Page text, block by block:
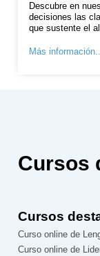
Descubre en
decisiones las
que sustente el
Más
Cursos
Cursos
Curso online de
Curso online de